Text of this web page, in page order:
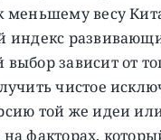
меньшему весу
индекс
зависит от
чистое
той же идеи
факторах,